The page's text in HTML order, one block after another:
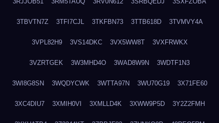
3TBVTN7Z 3TFI7CJL 3TKFBN73 3TTB618D 3TVMVY4A
3VPL82H9 3VS14DKC 3VX5WW8T 3VXFRWKX
3VZRTGEK 3W3MHD4O 3WAD8W9N 3WDTF1N3
3WI8G8SN 3WQDYCWK 3WTTA97N 3WU70G19 3X71FE60
3XC4DIU7 3XMIH0VI 3XMLLD4K 3XWW9P5D 3Y2Z2FMH